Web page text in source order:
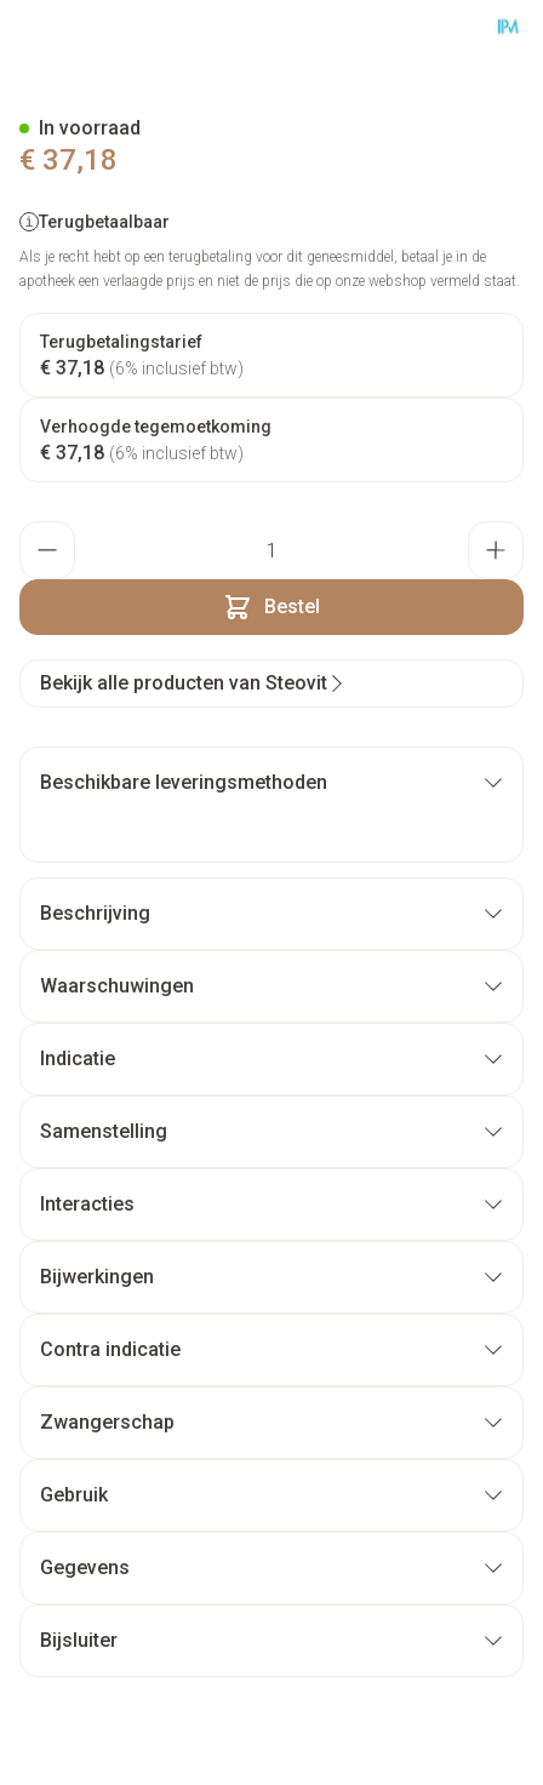
€ 37,18
Terugbetaalbaar
Als je recht hebt op een terugbetaling voor dit geneesmiddel, betaal je in de
apotheek een verlaagde prijs en niet de prijs die op onze webshop vermeld staat.
Terugbetalingstarief
€ 37,18 (6% inclusief btw)
Verhoogde tegemoetkoming
€ 37,18 (6% inclusief btw)
Bestel
In voorraad
Bekijk alle producten van Steovit
Beschikbare leveringsmethoden
Beschrijving
Waarschuwingen
Indicatie
Samenstelling
Interacties
Bijwerkingen
Contra indicatie
Zwangerschap
Gebruik
Gegevens
Bijsluiter